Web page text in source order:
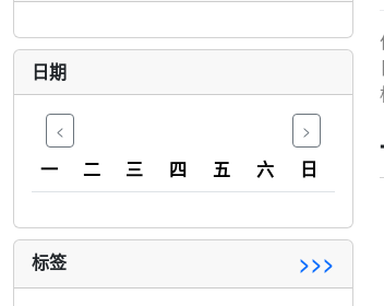
日期
< >
一 二 三 四 五 六 日
标签 >>>